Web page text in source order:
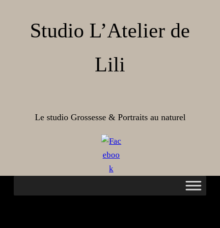
Studio L’Atelier de
Lili
Le studio Grossesse & Portraits au naturel